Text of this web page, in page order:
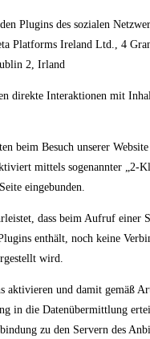
Plugins des sozialen
Platforms Ireland Ltd., 4
2, Irland
direkte Interaktionen mit
beim Besuch unserer
mittels sogenannter „2-
eingebunden.
dass beim Aufruf einer
enthält, noch keine
wird.
aktivieren und damit gemäß
in die Datenübermittlung
zu den Servern des